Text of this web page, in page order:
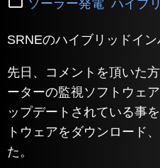
ソーラー発電 ハイブ
SRNEのハイブリッドイン
先日、コメントを頂いた
ーターの監視ソフトウェ
ップデートされている事
トウェアをダウンロード
た。